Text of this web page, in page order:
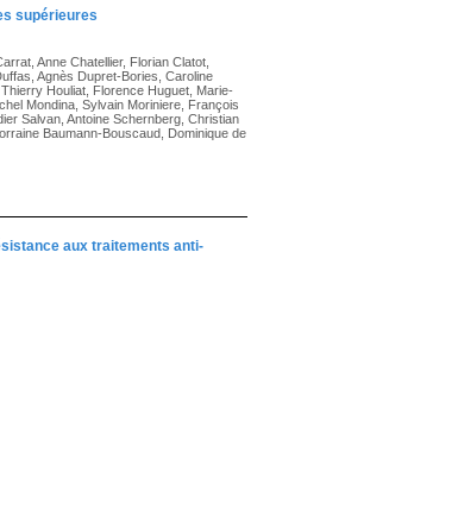
supérieures
Anne Chatellier, Florian Clatot,
Agnès Dupret-Bories, Caroline
Houliat, Florence Huguet, Marie-
Mondina, Sylvain Moriniere, François
Salvan, Antoine Schernberg, Christian
Baumann-Bouscaud, Dominique de
aux traitements anti-